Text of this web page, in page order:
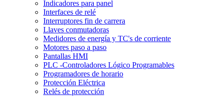
Indicadores para panel
Interfaces de relé
Interruptores fin de carrera
Llaves conmutadoras
Medidores de energía y TC's de corriente
Motores paso a paso
Pantallas HMI
PLC -Controladores Lógico Programables
Programadores de horario
Protección Eléctrica
Relés de protección